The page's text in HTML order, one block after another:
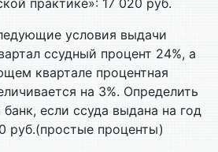
практике»: 17 020 руб.
условия выдачи
ссудный процент 24%, а
квартале процентная
на 3%. Определить
если ссуда выдана на год
руб.(простые проценты)